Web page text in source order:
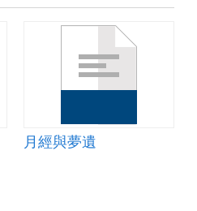
月經與夢遺